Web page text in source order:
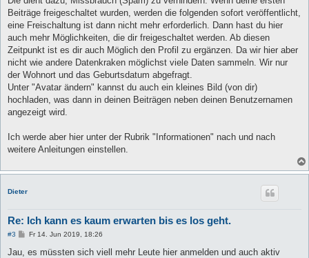
Beiträge freigeschaltet wurden, werden die folgenden sofort veröffentlicht,
eine Freischaltung ist dann nicht mehr erforderlich. Dann hast du hier
auch mehr Möglichkeiten, die dir freigeschaltet werden. Ab diesen
Zeitpunkt ist es dir auch Möglich den Profil zu ergänzen. Da wir hier aber
nicht wie andere Datenkraken möglichst viele Daten sammeln. Wir nur
der Wohnort und das Geburtsdatum abgefragt.
Unter "Avatar ändern" kannst du auch ein kleines Bild (von dir)
hochladen, was dann in deinen Beiträgen neben deinen Benutzernamen
angezeigt wird.
Ich werde aber hier unter der Rubrik "Informationen" nach und nach
weitere Anleitungen einstellen.
Dieter
Re: Ich kann es kaum erwarten bis es los geht.
#3
BFr 14. Jun 2019, 18:26
Jau, es müssten sich viell mehr Leute hier anmelden und auch aktiv